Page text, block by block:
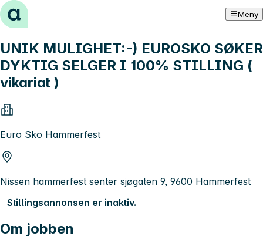
Hopp til innhold Meny
UNIK MULIGHET:-) EUROSKO SØKER
DYKTIG SELGER I 100% STILLING (
vikariat )
Euro Sko Hammerfest
Nissen hammerfest senter sjøgaten 9, 9600 Hammerfest
Stillingsannonsen er inaktiv.
Om jobben